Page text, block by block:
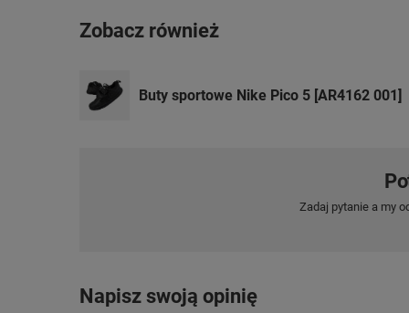
Zobacz również
Buty sportowe Nike Pico 5 [AR4162 001]
Zadaj pytanie a my
Napisz swoją opinię